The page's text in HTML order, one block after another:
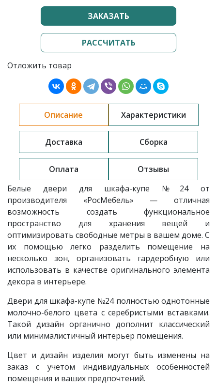
ЗАКАЗАТЬ
РАССЧИТАТЬ
Отложить товар
Описание Характеристики
Доставка Сборка
Оплата
Отзывы
Белые двери для шкафа-купе №24 от
производителя «РосМебель» — отличная
возможность создать функциональное
пространство для хранения вещей и
оптимизировать свободные метры в вашем доме. С
их помощью легко разделить помещение на
несколько зон, организовать гардеробную или
использовать в качестве оригинального элемента
декора в интерьере.
Двери для шкафа-купе №24 полностью однотонные
молочно-белого цвета с серебристыми вставками.
Такой дизайн органично дополнит классический
или минималистичный интерьер помещения.
Цвет и дизайн изделия могут быть изменены на
заказ с учетом индивидуальных особенностей
помещения и ваших предпочтений.